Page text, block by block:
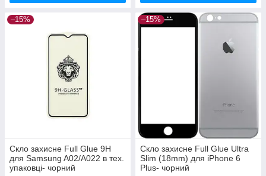
–15%
Скло захисне Full Glue 9H
для Samsung A02/A022 в тех.
упаковці- чорний
–15%
Скло захисне Full Glue Ultra
Slim (18mm) для iPhone 6
Plus- чорний